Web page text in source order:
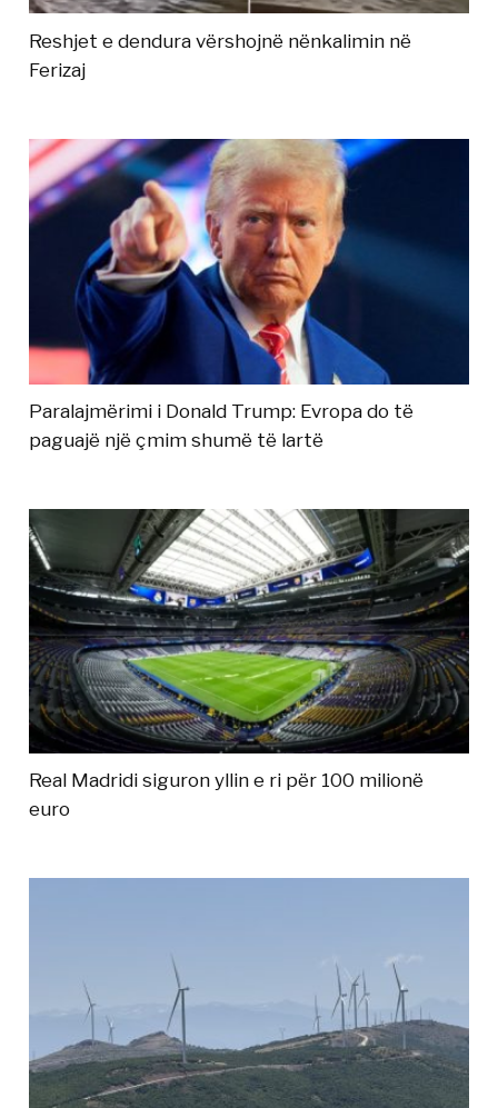
Reshjet e dendura vërshojnë nënkalimin në
Ferizaj
Paralajmërimi i Donald Trump: Evropa do të
paguajë një çmim shumë të lartë
Real Madridi siguron yllin e ri për 100 milionë
euro